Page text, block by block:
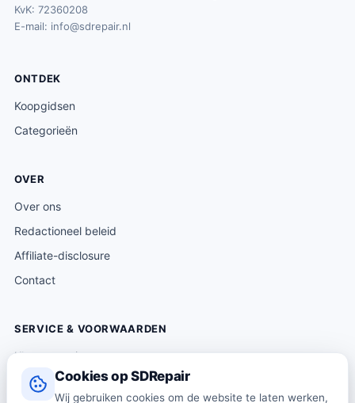
Cookies op SDRepair
Wij gebruiken cookies om de website te laten werken,
KvK: 72360208
E-mail: info@sdrepair.nl
ONTDEK
Koopgidsen
Categorieën
OVER
Over ons
Redactioneel beleid
Affiliate-disclosure
Contact
SERVICE & VOORWAARDEN
Klantenservice
Verzending & levering